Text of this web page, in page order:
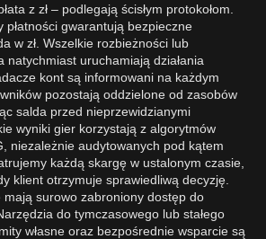
z zł – podlegają ścisłym protokołom.
płatności gwarantują bezpieczne
w zł. Wszelkie rozbieżności lub
natychmiast uruchamiają działania
kont są informowani na każdym
pozostają oddzielone od zasobów
salda przed nieprzewidzianymi
wyniki gier korzystają z algorytmów
niezależnie audytowanych pod kątem
każdą skargę w ustalonym czasie,
klient otrzymuje sprawiedliwą decyzję.
mają surowo zabroniony dostęp do
do tymczasowego lub stałego
własne oraz bezpośrednie wsparcie są